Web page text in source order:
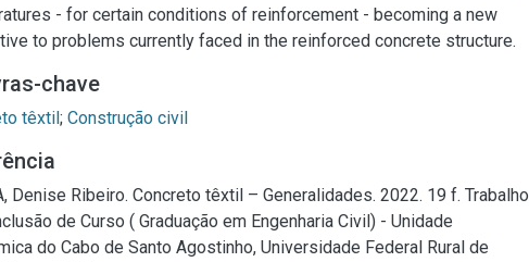
- for certain conditions of reinforcement - becoming a new
to problems currently faced in the reinforced concrete structure.
chave
têxtil; Construção civil
Denise Ribeiro. Concreto têxtil – Generalidades. 2022. 19 f. Trabalho
de Curso ( Graduação em Engenharia Civil) - Unidade
do Cabo de Santo Agostinho, Universidade Federal Rural de